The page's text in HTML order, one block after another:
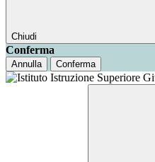
Chiudi
Conferma
Annulla Conferma